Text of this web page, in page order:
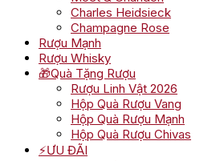
Charles Heidsieck
Champagne Rose
Rượu Mạnh
Rượu Whisky
🎁Quà Tặng Rượu
Rượu Linh Vật 2026
Hộp Quà Rượu Vang
Hộp Quà Rượu Mạnh
Hộp Quà Rượu Chivas
⚡ƯU ĐÃI